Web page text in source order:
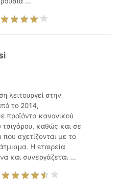
λειτουργεί στην
το 2014,
προϊόντα κανονικού
τσιγάρου, καθώς και σε
σχετίζονται με το
Η εταιρεία
και συνεργάζεται ...